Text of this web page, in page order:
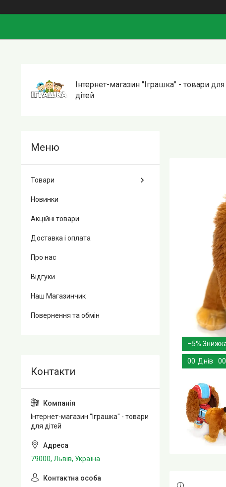
Інтернет-магазин "Іграшка" - товари для
дітей
–5%
00 Днів 00
Товари
Новинки
Акційні товари
Доставка і оплата
Про нас
Відгуки
Наш Магазинчик
Повернення та обмін
Інтернет-магазин "Іграшка" - товари
для дітей
79000, Львів, Україна